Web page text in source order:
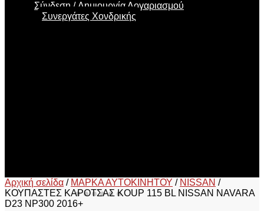
Σύνδεση
Δημιουργία Λογαριασμού
Συνεργάτες Χονδρικής
Αρχική σελίδα / ΜΑΡΚΑ ΑΥΤΟΚΙΝΗΤΟΥ / NISSAN /
ΚΟΥΠΑΣΤΕΣ ΚΑΡΟΤΣΑΣ KOUP 115 BL NISSAN NAVARA
D23 NP300 2016+